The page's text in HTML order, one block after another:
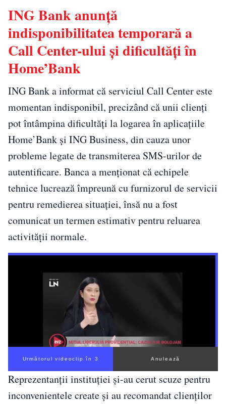
ING Bank anunță
indisponibilitatea temporară a
Call Center-ului și dificultăți în
Home’Bank
ING Bank a informat că serviciul Call Center este
momentan indisponibil, precizând că unii clienți
pot întâmpina dificultăți la logarea în aplicațiile
Home’Bank și ING Business, din cauza unor
probleme legate de transmiterea SMS-urilor de
autentificare. Banca a menționat că echipele
tehnice lucrează împreună cu furnizorul de servicii
pentru remedierea situației, însă nu a fost
comunicat un termen estimativ pentru reluarea
activității normale.
Următorul videoclip în 2 Anulează
Reprezentanții instituției și-au cerut scuze pentru
inconvenientele create și au recomandat clienților